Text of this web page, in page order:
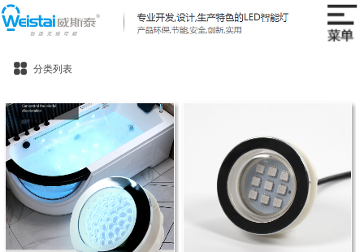
分类列表